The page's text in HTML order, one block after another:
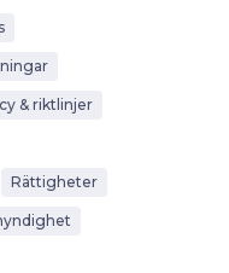
& riktlinjer
Rättigheter